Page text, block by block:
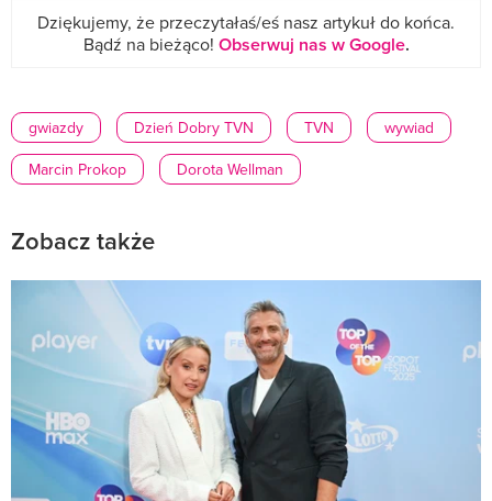
Dziękujemy, że przeczytałaś/eś nasz artykuł do końca.
Bądź na bieżąco! Obserwuj nas w Google.
gwiazdy Dzień Dobry TVN TVN
wywiad
Marcin Prokop
Dorota Wellman
Zobacz także